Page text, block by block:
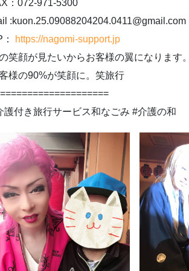
：072-971-5300
:kuon.25.09088204204.0411@gmail.com
：
https://nagomi-support.jp
笑顔が見たいからお客様の翼になります
様の90%が笑顔に。笑旅行
護付き旅行サービス和なごみ #介護の和